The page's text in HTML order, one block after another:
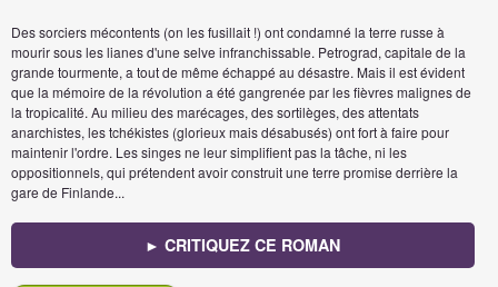
Des sorciers mécontents (on les fusillait !) ont condamné la terre russe à
mourir sous les lianes d'une selve infranchissable. Petrograd, capitale de la
grande tourmente, a tout de même échappé au désastre. Mais il est évident
que la mémoire de la révolution a été gangrenée par les fièvres malignes de
la tropicalité. Au milieu des marécages, des sortilèges, des attentats
anarchistes, les tchékistes (glorieux mais désabusés) ont fort à faire pour
maintenir l'ordre. Les singes ne leur simplifient pas la tâche, ni les
oppositionnels, qui prétendent avoir construit une terre promise derrière la
gare de Finlande...
► CRITIQUEZ CE ROMAN